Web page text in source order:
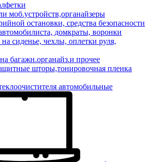
моб.устройств,органайзеры
остановки, средства безопасности
домкраты, воронки
сиденье, чехлы, оплетки руля,
багажн.органайз.и прочее
шторы,тонировочная пленка
автомобильные